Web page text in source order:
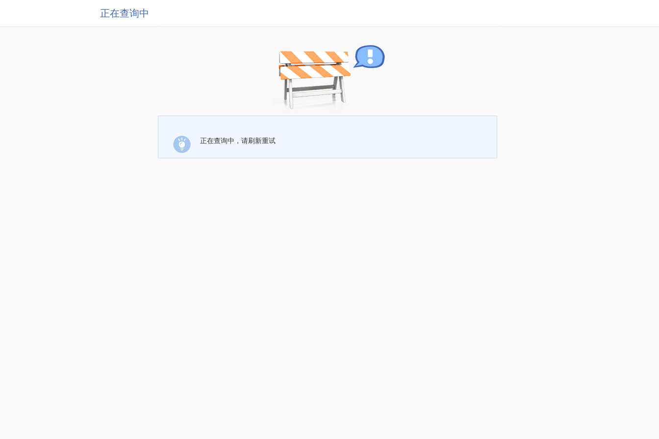
正在查询中
正在查询中，请刷新重试